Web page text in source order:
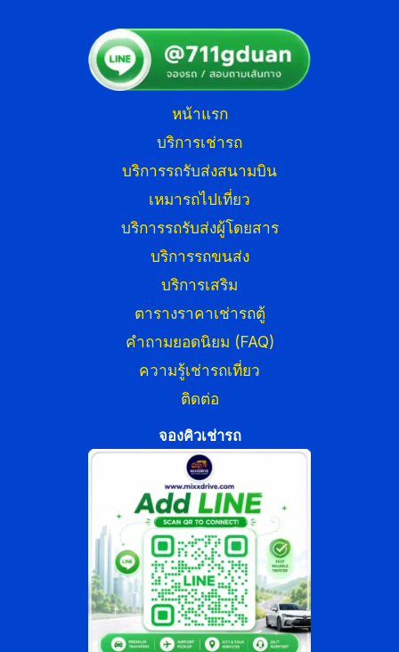
หน้าแรก
บริการเช่ารถ
บริการรถรับส่งสนามบิน
เหมารถไปเที่ยว
บริการรถรับส่งผู้โดยสาร
บริการรถขนส่ง
บริการเสริม
ตารางราคาเช่ารถตู้
คำถามยอดนิยม (FAQ)
ความรู้เช่ารถเที่ยว
ติดต่อ
จองคิวเช่ารถ